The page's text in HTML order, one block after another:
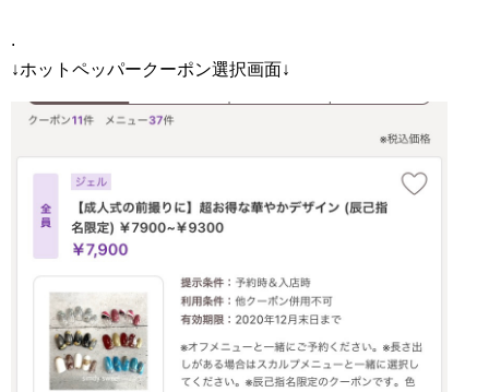
.
↓ホットペッパークーポン選択画面↓